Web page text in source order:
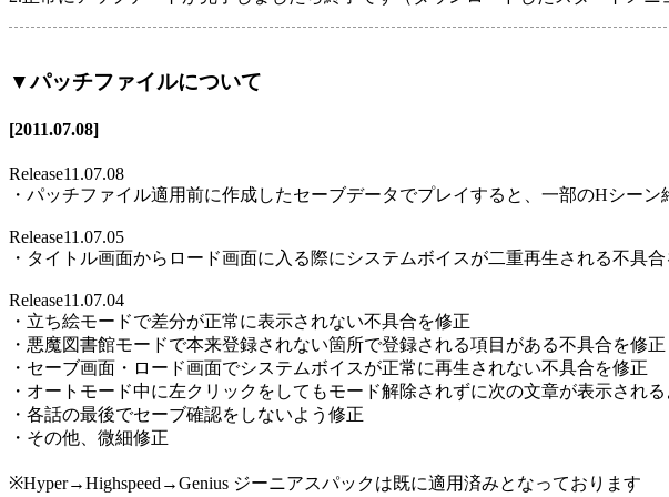
▼パッチファイルについて
[2011.07.08]
Release11.07.08
・パッチファイル適用前に作成したセーブデータでプレイすると、一部のHシー
Release11.07.05
・タイトル画面からロード画面に入る際にシステムボイスが二重再生される不具
Release11.07.04
・立ち絵モードで差分が正常に表示されない不具合を修正
・悪魔図書館モードで本来登録されない箇所で登録される項目がある不具合を修正
・セーブ画面・ロード画面でシステムボイスが正常に再生されない不具合を修正
・オートモード中に左クリックをしてもモード解除されずに次の文章が表示され
・各話の最後でセーブ確認をしないよう修正
・その他、微細修正
※Hyper→Highspeed→Genius ジーニアスパックは既に適用済みとなっております